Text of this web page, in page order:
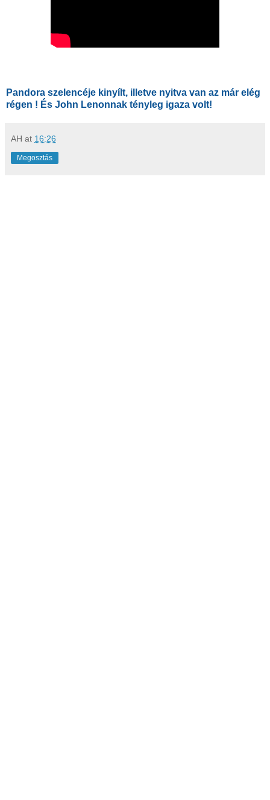
Pandora szelencéje kinyílt, illetve nyitva van az már elég
régen ! És John Lenonnak tényleg igaza volt!
AH at 16:26
Megosztás